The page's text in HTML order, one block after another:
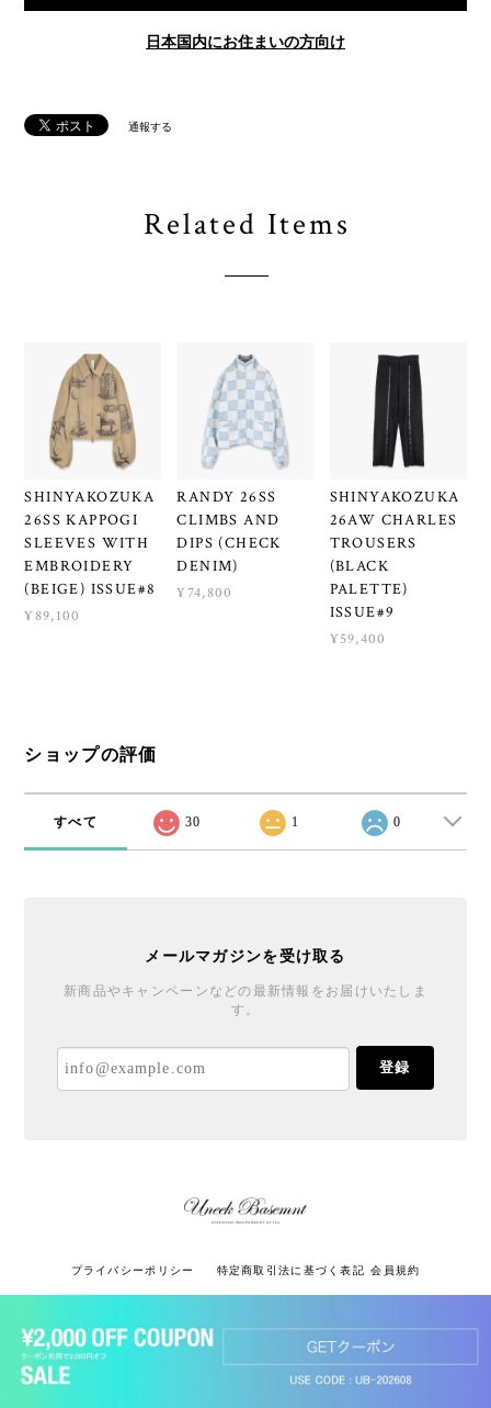
日本国内にお住まいの方向け
通報する
Related Items
SHINYAKOZUKA
26SS KAPPOGI
SLEEVES WITH
EMBROIDERY
(BEIGE) ISSUE#8
¥89,100
RANDY 26SS
CLIMBS AND
DIPS (CHECK
DENIM)
¥74,800
SHINYAKOZUKA
26AW CHARLES
TROUSERS
(BLACK
PALETTE)
ISSUE#9
¥59,400
ショップの評価
すべて 30 1 0
メールマガジンを受け取る
新商品やキャンペーンなどの最新情報をお届けいたしま
す。
登録
プライバシーポリシー 特定商取引法に基づく表記 会員規約
© UNEEK BASEMNT All rights reserved.
ショップに質問する